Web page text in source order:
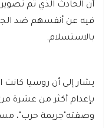
أن الحادث الذي تم
فيه عن أنفسهم ضد
بالاستسلام.
يشار إلى أن روسيا كانت
بإعدام أكثر من عشرة
وصفته"جريمة حرب"،